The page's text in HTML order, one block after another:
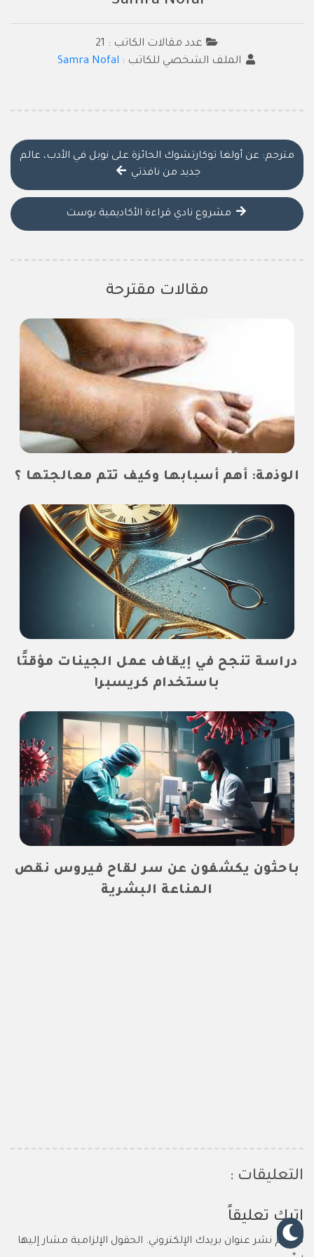
عدد مقالات الكاتب : 21
الملف الشخصي للكاتب : Samra Nofal
مترجم: عن أولغا توكارتشوك الحائزة على نوبل في الأدب، عالم
جديد من نافذتي
مشروع نادي قراءة الأكاديمية بوست
مقالات مقترحة
الوذمة: أهم أسبابها وكيف تتم معالجتها ؟
دراسة تنجح في إيقاف عمل الجينات مؤقتًا
باستخدام كريسبر!
باحثون يكشفون عن سر لقاح فيروس نقص
المناعة البشرية
التعليقات :
اترك تعليقاً
لن يتم نشر عنوان بريدك الإلكتروني. الحقول الإلزامية مشار إليها